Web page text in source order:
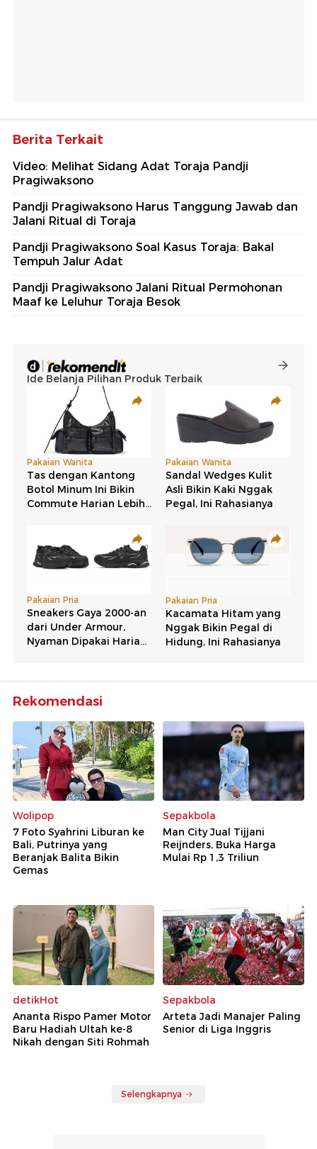
Berita Terkait
Video: Melihat Sidang Adat Toraja Pandji
Pragiwaksono
Pandji Pragiwaksono Harus Tanggung Jawab dan
Jalani Ritual di Toraja
Pandji Pragiwaksono Soal Kasus Toraja: Bakal
Tempuh Jalur Adat
Pandji Pragiwaksono Jalani Ritual Permohonan
Maaf ke Leluhur Toraja Besok
Rekomendasi
Wolipop
7 Foto Syahrini Liburan ke
Bali, Putrinya yang
Beranjak Balita Bikin
Gemas
Sepakbola
Man City Jual Tijjani
Reijnders, Buka Harga
Mulai Rp 1,3 Triliun
detikHot
Ananta Rispo Pamer Motor
Baru Hadiah Ultah ke-8
Nikah dengan Siti Rohmah
Sepakbola
Arteta Jadi Manajer Paling
Senior di Liga Inggris
Selengkapnya